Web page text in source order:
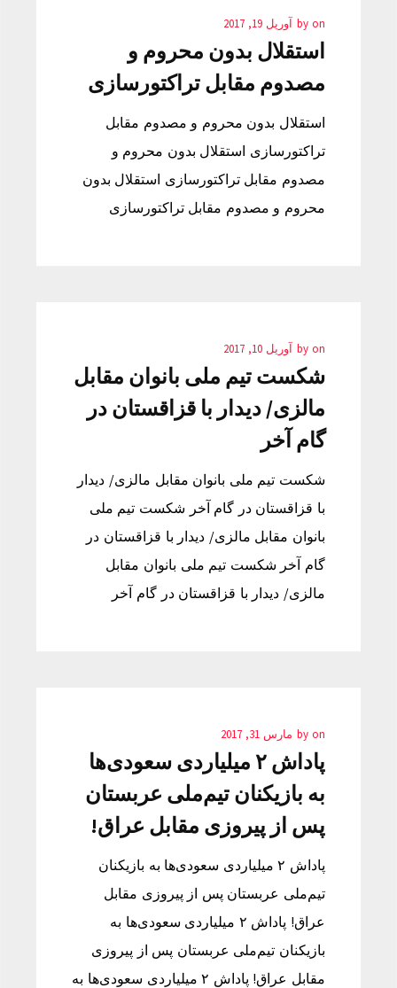
by on آوریل 19, 2017
استقلال بدون محروم و
مصدوم مقابل تراکتورسازی
استقلال بدون محروم و مصدوم مقابل
تراکتورسازی استقلال بدون محروم و
مصدوم مقابل تراکتورسازی استقلال بدون
محروم و مصدوم مقابل تراکتورسازی
by on آوریل 10, 2017
شکست تیم ملی بانوان مقابل
مالزی/ دیدار با قزاقستان در
گام آخر
شکست تیم ملی بانوان مقابل مالزی/ دیدار
با قزاقستان در گام آخر شکست تیم ملی
بانوان مقابل مالزی/ دیدار با قزاقستان در
گام آخر شکست تیم ملی بانوان مقابل
مالزی/ دیدار با قزاقستان در گام آخر
by on مارس 31, 2017
پاداش ۲ میلیاردی سعودی‌ها
به بازیکنان تیم‌ملی عربستان
پس از پیروزی مقابل عراق!
پاداش ۲ میلیاردی سعودی‌ها به بازیکنان
تیم‌ملی عربستان پس از پیروزی مقابل
عراق! پاداش ۲ میلیاردی سعودی‌ها به
بازیکنان تیم‌ملی عربستان پس از پیروزی
مقابل عراق! پاداش ۲ میلیاردی سعودی‌ها به